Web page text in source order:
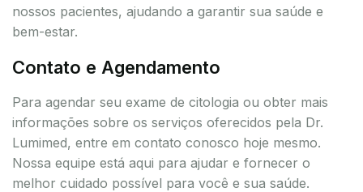
nossos pacientes, ajudando a garantir sua saúde e
bem-estar.
Contato e Agendamento
Para agendar seu exame de citologia ou obter mais
informações sobre os serviços oferecidos pela Dr.
Lumimed, entre em contato conosco hoje mesmo.
Nossa equipe está aqui para ajudar e fornecer o
melhor cuidado possível para você e sua saúde.